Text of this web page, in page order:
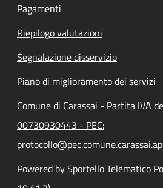
Pagamenti
Riepilogo valutazioni
Segnalazione disservizio
Piano di miglioramento dei servizi
Comune di Carassai - Partita IVA
00730930443 - PEC:
Powered by Sportello Telematico